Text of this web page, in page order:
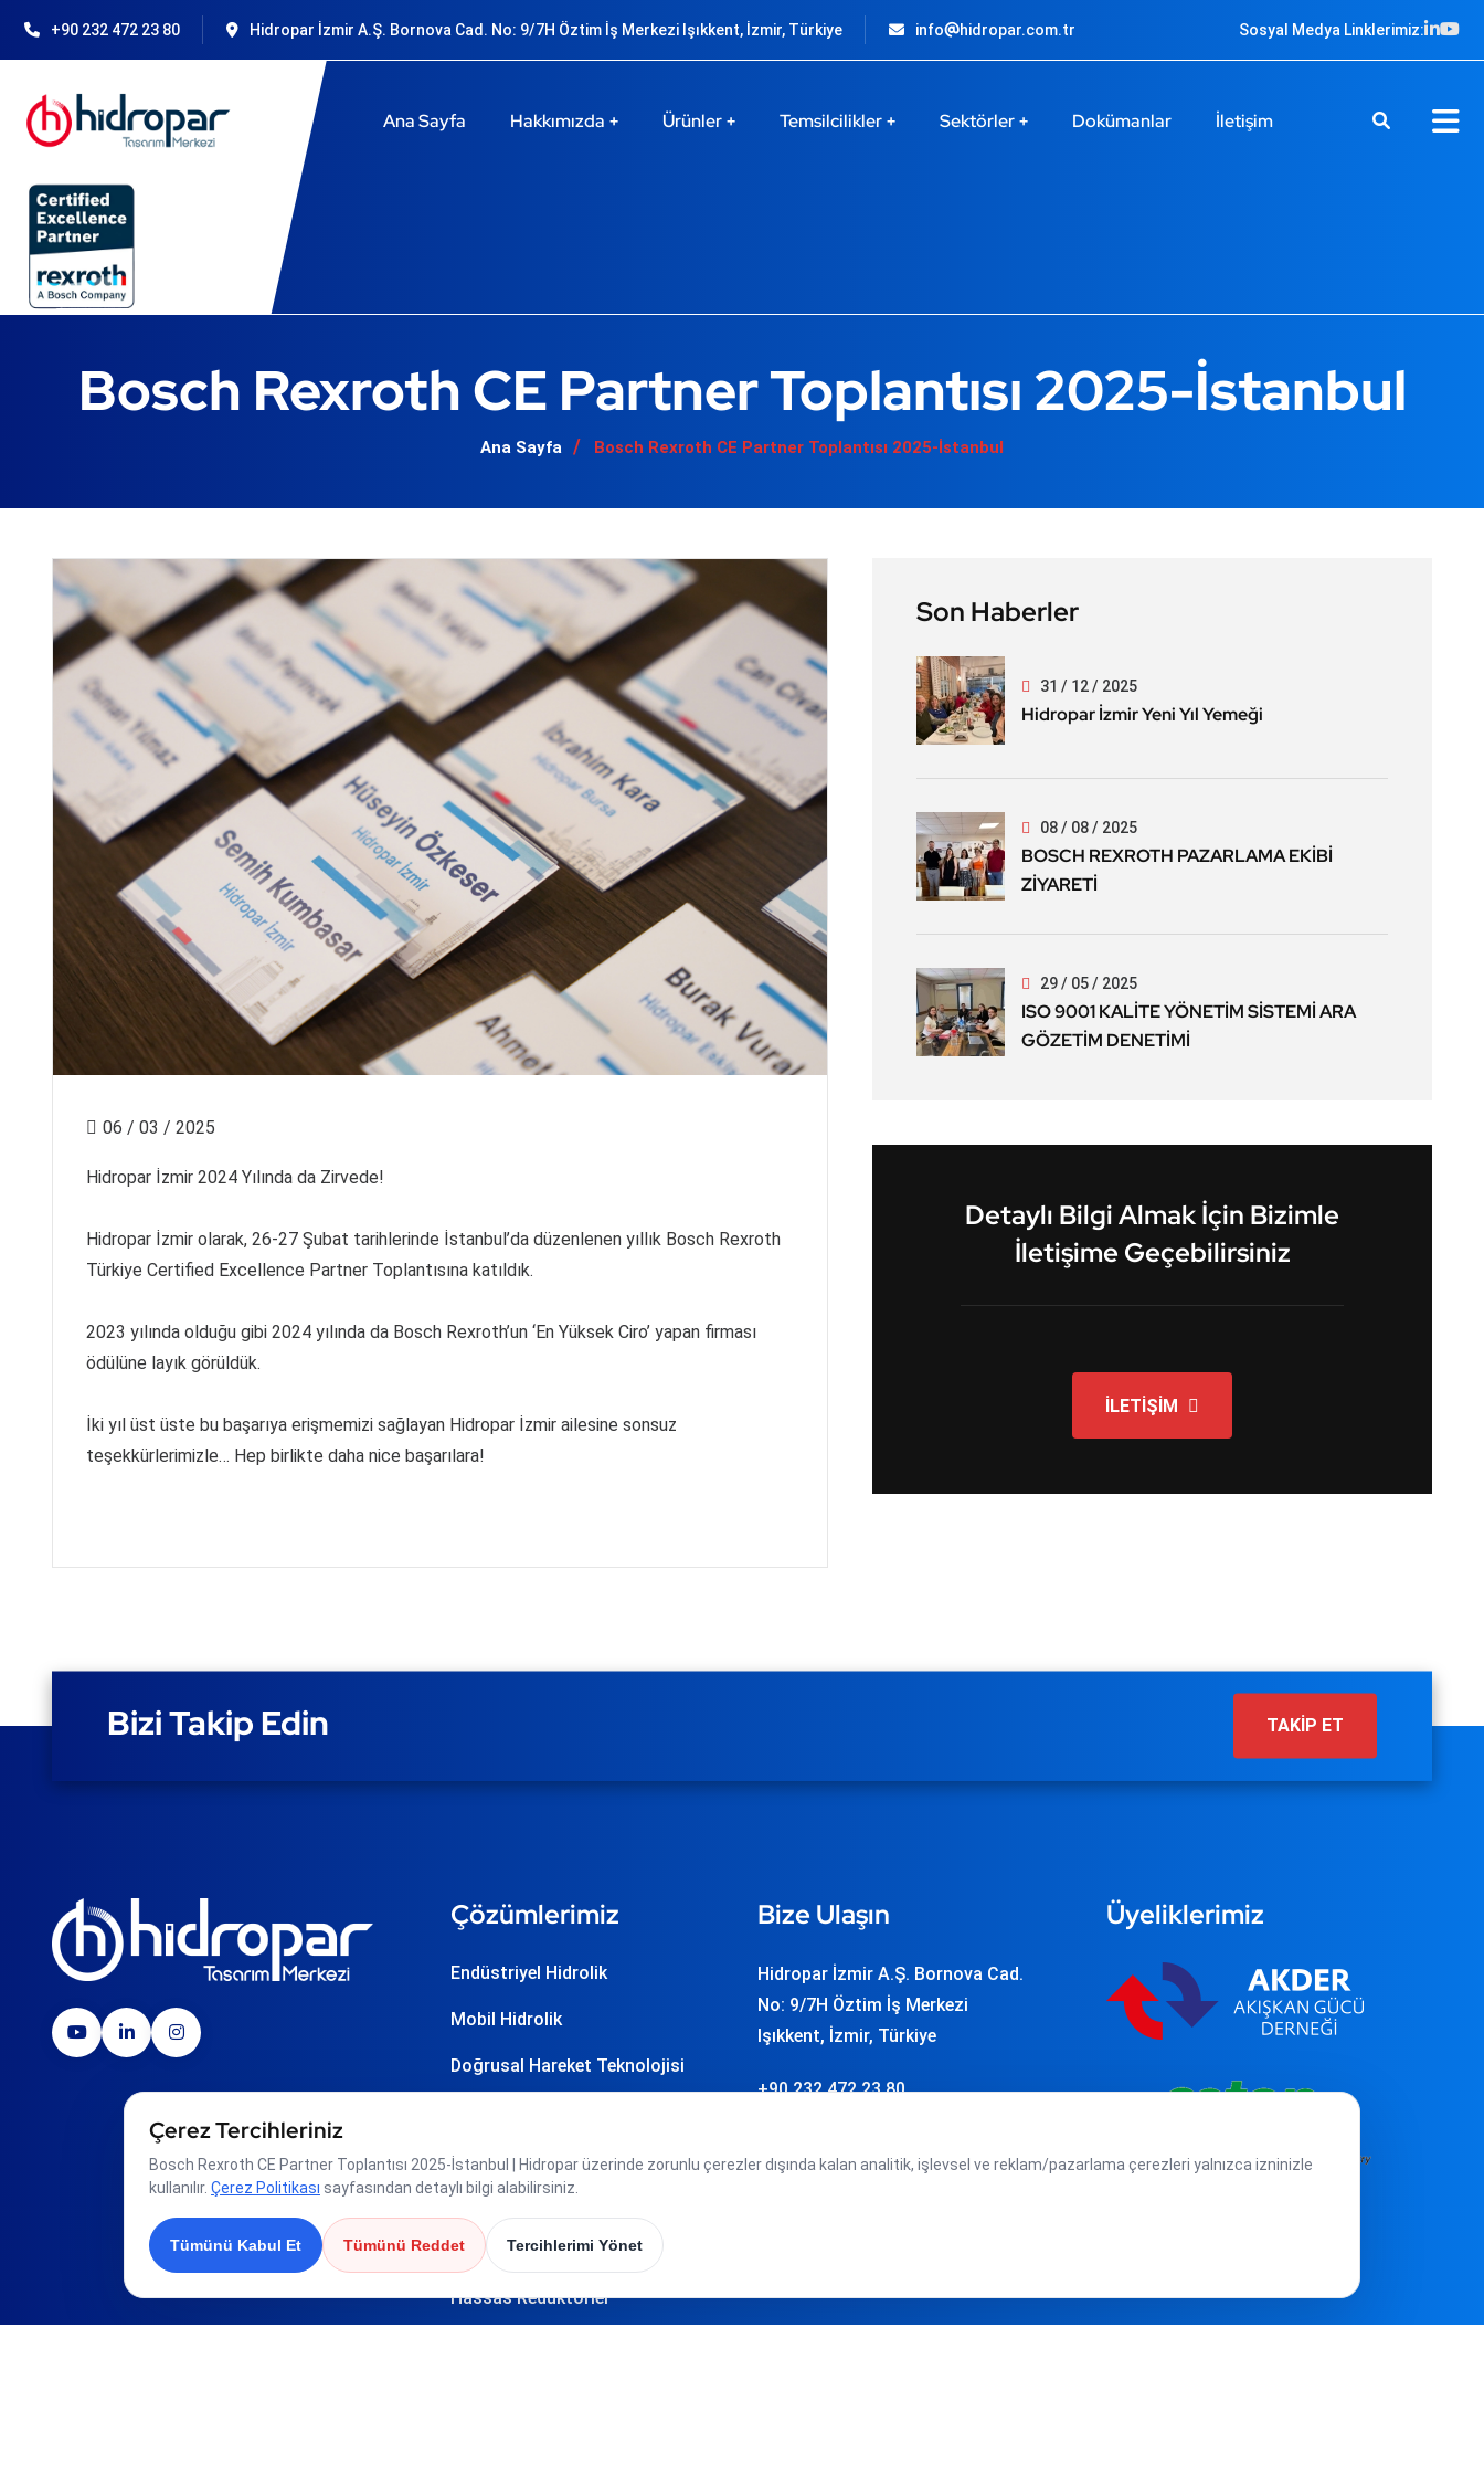
+90 232 472 23 80 Hidropar İzmir A.Ş. Bornova Cad. No: 9/7H Öztim İş Merkezi Işıkkent, İzmir, Türkiye info hidropar.com.tr Sosyal Medya Linklerimiz:
Ana Sayfa Hakkımızda Ürünler Temsilcilikler Sektörler Dokümanlar İletişim
Bosch Rexroth CE Partner Toplantısı 2025-İstanbul
Ana Sayfa Bosch Rexroth CE Partner Toplantısı 2025-İstanbul
06 / 03 / 2025
Hidropar İzmir 2024 Yılında da Zirvede!
Hidropar İzmir olarak, 26-27 Şubat tarihlerinde İstanbul’da düzenlenen yıllık Bosch Rexroth
Türkiye Certified Excellence Partner Toplantısına katıldık.
2023 yılında olduğu gibi 2024 yılında da Bosch Rexroth’un ‘En Yüksek Ciro’ yapan firması
ödülüne layık görüldük.
İki yıl üst üste bu başarıya erişmemizi sağlayan Hidropar İzmir ailesine sonsuz
teşekkürlerimizle… Hep birlikte daha nice başarılara!
Son Haberler
31 / 12 / 2025
Hidropar İzmir Yeni Yıl Yemeği
08 / 08 / 2025
BOSCH REXROTH PAZARLAMA EKİBİ
ZİYARETİ
29 / 05 / 2025
ISO 9001 KALİTE YÖNETİM SİSTEMİ ARA
GÖZETİM DENETİMİ
Detaylı Bilgi Almak İçin Bizimle
İletişime Geçebilirsiniz
İLETİŞİM
Bizi Takip Edin TAKİP ET
Çözümlerimiz
Endüstriyel Hidrolik
Mobil Hidrolik
Doğrusal Hareket Teknolojisi
Otomasyon ve Yazılım
Sensör Teknolojisi
Hassas Redüktörler
Bize Ulaşın
Hidropar İzmir A.Ş. Bornova Cad.
No: 9/7H Öztim İş Merkezi
Işıkkent, İzmir, Türkiye
+90 232 472 23 80
Üyeliklerimiz
Çerez Tercihleriniz
Bosch Rexroth CE Partner Toplantısı 2025-İstanbul | Hidropar üzerinde zorunlu çerezler dışında kalan analitik, işlevsel ve reklam/pazarlama çerezleri yalnızca izninizle
kullanılır. Çerez Politikası sayfasından detaylı bilgi alabilirsiniz.
Tümünü Kabul Et Tümünü Reddet Tercihlerimi Yönet